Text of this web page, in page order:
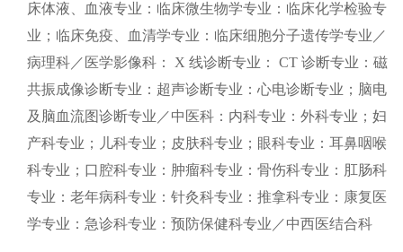
床体液、血液专业：临床微生物学专业：临床化学检验专
业；临床免疫、血清学专业：临床细胞分子遗传学专业／
病理科／医学影像科： X 线诊断专业： CT 诊断专业：磁
共振成像诊断专业：超声诊断专业：心电诊断专业；脑电
及脑血流图诊断专业／中医科：内科专业：外科专业；妇
产科专业；儿科专业；皮肤科专业；眼科专业：耳鼻咽喉
科专业；口腔科专业：肿瘤科专业：骨伤科专业：肛肠科
专业：老年病科专业：针灸科专业：推拿科专业：康复医
学专业：急诊科专业：预防保健科专业／中西医结合科